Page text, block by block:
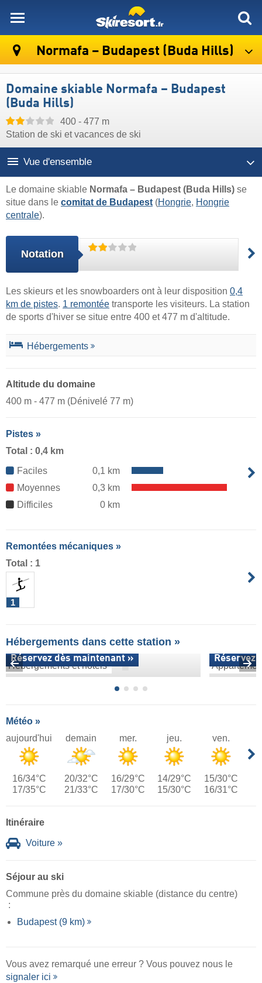
Normafa – Budapest (Buda Hills)
Domaine skiable Normafa – Budapest
(Buda Hills)
400 - 477 m
Station de ski et vacances de ski
Vue d'ensemble
Le domaine skiable Normafa – Budapest (Buda Hills) se
situe dans le comitat de Budapest (Hongrie, Hongrie
centrale).
Notation
Les skieurs et les snowboarders ont à leur disposition 0,4
km de pistes. 1 remontée transporte les visiteurs. La station
de sports d'hiver se situe entre 400 et 477 m d'altitude.
Hébergements
Altitude du domaine
400 m - 477 m (Dénivelé 77 m)
Pistes »
Total : 0,4 km
Faciles
0,1 km
Moyennes
0,3 km
Difficiles
0 km
Remontées mécaniques »
Total : 1
1
Hébergements dans cette station »
Hébergements et hôtels
Réservez dès maintenant » Réservez
Météo »
aujourd'hui
16/34°C
17/35°C
demain
20/32°C
21/33°C
mer.
16/29°C
17/30°C
jeu.
14/29°C
15/30°C
ven.
15/30°C
16/31°C
Itinéraire
Voiture »
Séjour au ski
Commune près du domaine skiable (distance du centre)
:
Budapest (9 km)
Vous avez remarqué une erreur ? Vous pouvez nous le
signaler ici